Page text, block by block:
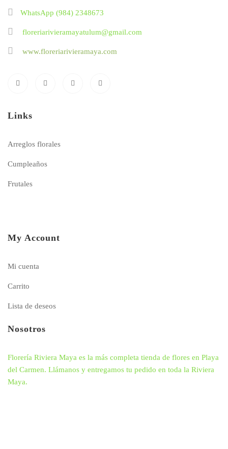
WhatsApp (984) 2348673
floreriarivieramayatulum@gmail.com
www.floreriarivieramaya.com
Links
Arreglos florales
Cumpleaños
Frutales
My Account
Mi cuenta
Carrito
Lista de deseos
Nosotros
Florería Riviera Maya es la más completa tienda de flores en Playa
del Carmen. Llámanos y entregamos tu pedido en toda la Riviera
Maya.